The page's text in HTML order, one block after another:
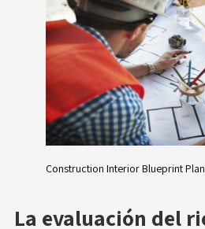
Construction Interior Blueprint
La evaluación del